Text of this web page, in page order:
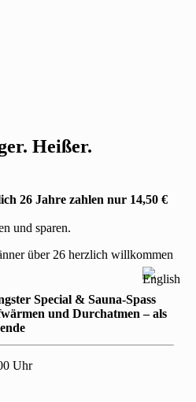
Heißer.
26 Jahre zahlen nur 14,50 €
und sparen.
über 26 herzlich willkommen
Special & Sauna-Spass
und Durchatmen – als
Uhr